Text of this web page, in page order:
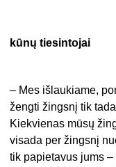
kūnų tiesintojai
– Mes išlaukiame,
žengti žingsnį tik
Kiekvienas mūsų
visada per žingsnį
tik papietavus jums